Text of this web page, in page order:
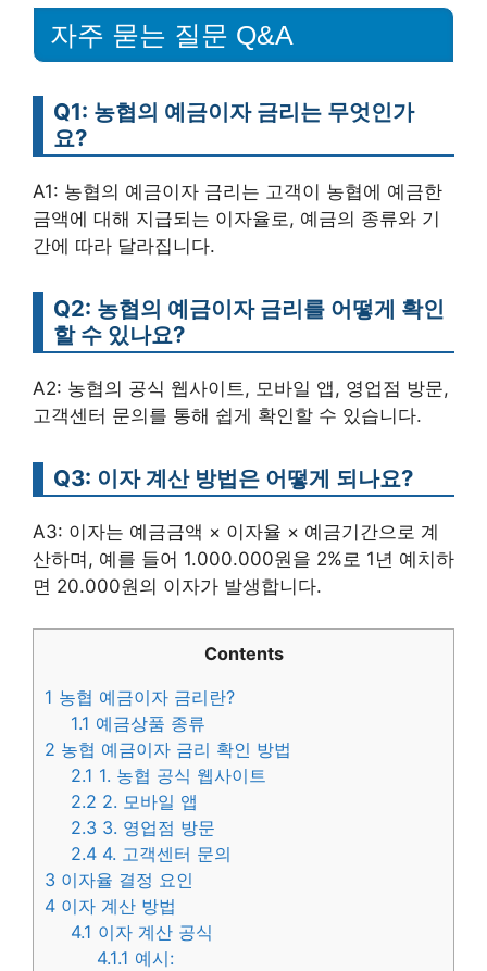
자주 묻는 질문 Q&A
Q1: 농협의 예금이자 금리는 무엇인가
요?
A1: 농협의 예금이자 금리는 고객이 농협에 예금한
금액에 대해 지급되는 이자율로, 예금의 종류와 기
간에 따라 달라집니다.
Q2: 농협의 예금이자 금리를 어떻게 확인
할 수 있나요?
A2: 농협의 공식 웹사이트, 모바일 앱, 영업점 방문,
고객센터 문의를 통해 쉽게 확인할 수 있습니다.
Q3: 이자 계산 방법은 어떻게 되나요?
A3: 이자는 예금금액 × 이자율 × 예금기간으로 계
산하며, 예를 들어 1.000.000원을 2%로 1년 예치하
면 20.000원의 이자가 발생합니다.
Contents
1 농협 예금이자 금리란?
1.1 예금상품 종류
2 농협 예금이자 금리 확인 방법
2.1 1. 농협 공식 웹사이트
2.2 2. 모바일 앱
2.3 3. 영업점 방문
2.4 4. 고객센터 문의
3 이자율 결정 요인
4 이자 계산 방법
4.1 이자 계산 공식
4.1.1 예시: